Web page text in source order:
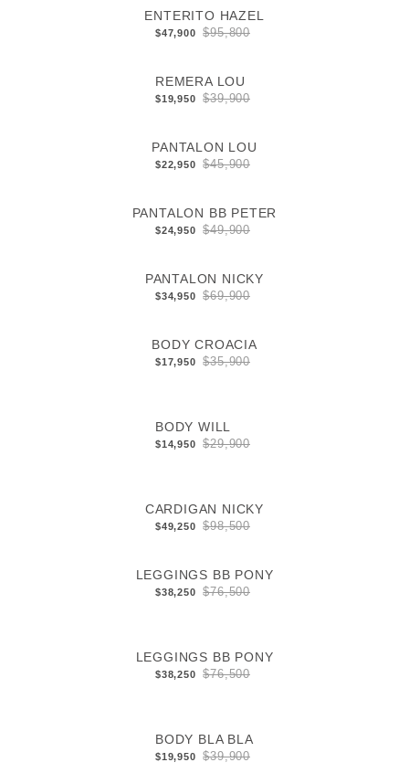
ENTERITO HAZEL
$47,900 $95,800
REMERA LOU
$19,950 $39,900
PANTALON LOU
$22,950 $45,900
PANTALON BB PETER
$24,950 $49,900
PANTALON NICKY
$34,950 $69,900
BODY CROACIA
$17,950 $35,900
BODY WILL
$14,950 $29,900
CARDIGAN NICKY
$49,250 $98,500
LEGGINGS BB PONY
$38,250 $76,500
LEGGINGS BB PONY
$38,250 $76,500
BODY BLA BLA
$19,950 $39,900